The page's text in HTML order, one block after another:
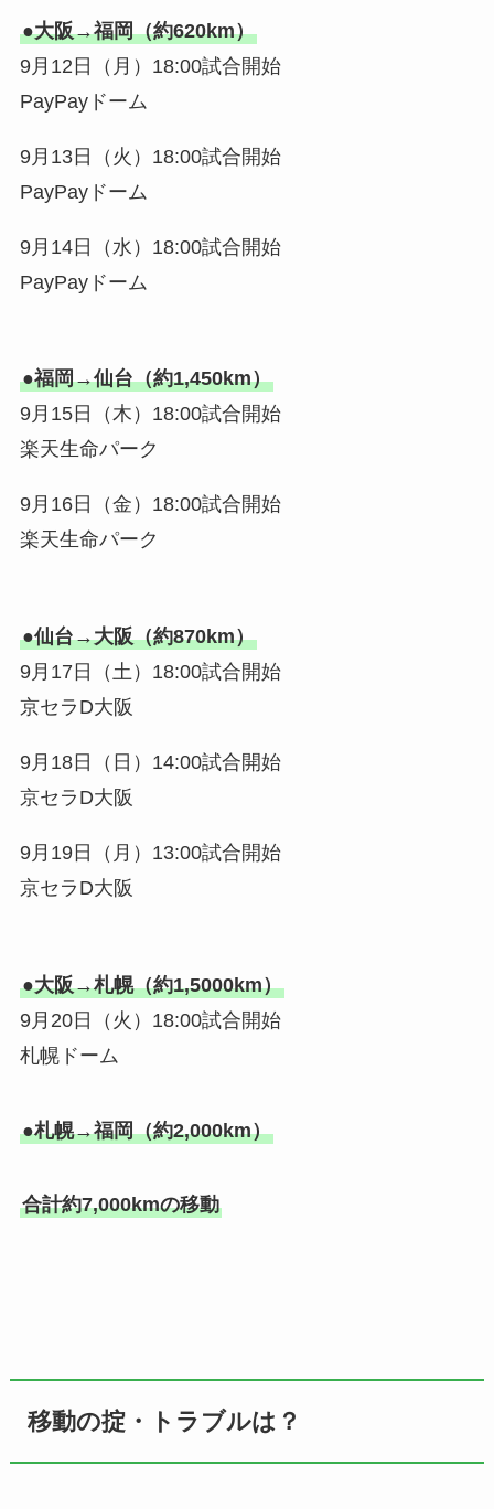
●大阪→福岡（約620km）
9月12日（月）18:00試合開始
PayPayドーム
9月13日（火）18:00試合開始
PayPayドーム
9月14日（水）18:00試合開始
PayPayドーム
●福岡→仙台（約1,450km）
9月15日（木）18:00試合開始
楽天生命パーク
9月16日（金）18:00試合開始
楽天生命パーク
●仙台→大阪（約870km）
9月17日（土）18:00試合開始
京セラD大阪
9月18日（日）14:00試合開始
京セラD大阪
9月19日（月）13:00試合開始
京セラD大阪
●大阪→札幌（約1,5000km）
9月20日（火）18:00試合開始
札幌ドーム
●札幌→福岡（約2,000km）
合計約7,000kmの移動
移動の掟・トラブルは？